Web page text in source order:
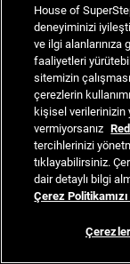
House of
deneyiminizi
ve ilgi
faaliyetleri
sitemizin
çerezlerin
kişisel verilerinizin
vermiyorsanız
tercihlerinizi
tıklayabilirsiniz.
dair detaylı bilgi
Çerez